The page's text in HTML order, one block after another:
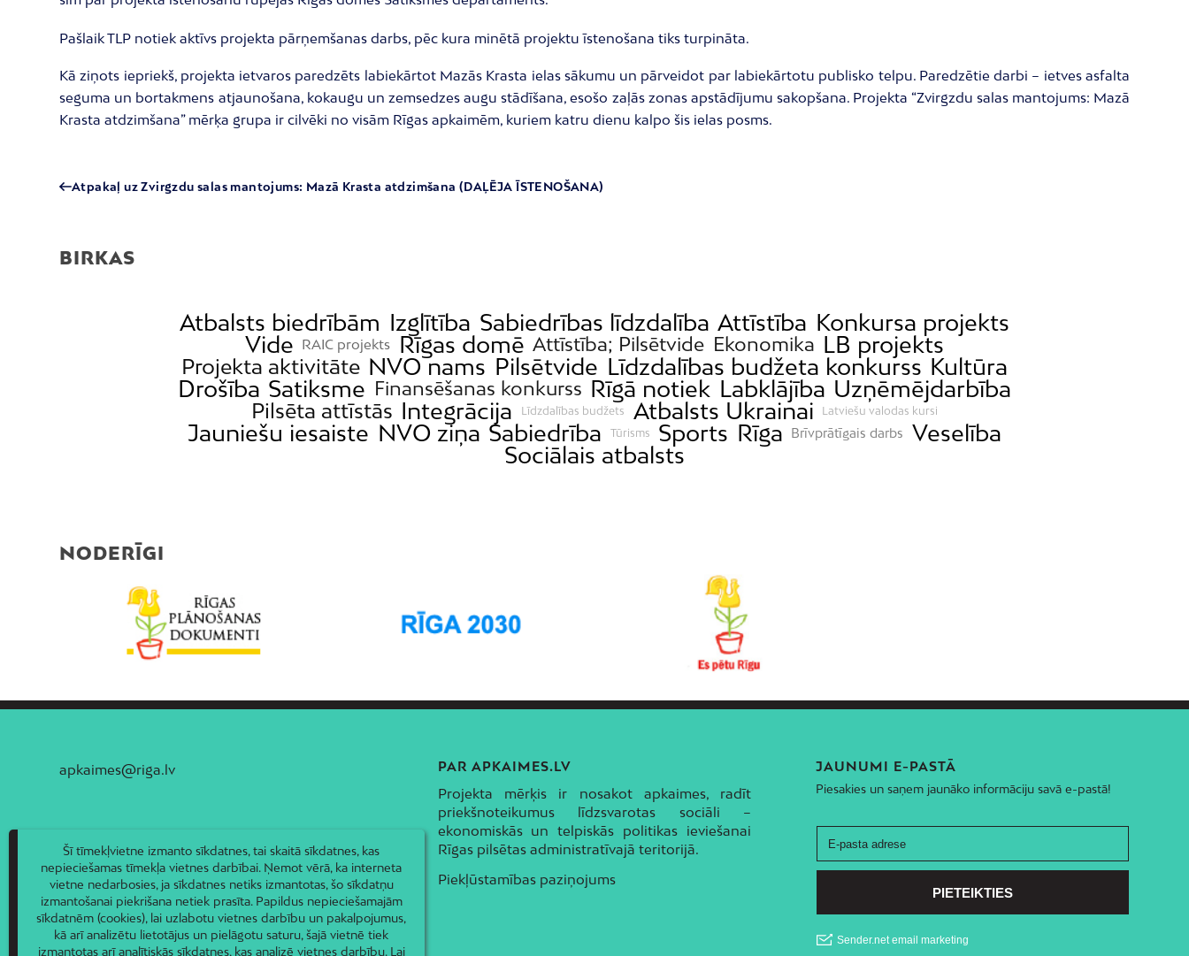
Pašlaik TLP notiek aktīvs projekta pārņemšanas darbs, pēc kura minētā projektu īstenošana tiks turpināta.
Kā ziņots iepriekš, projekta ietvaros paredzēts labiekārtot Mazās Krasta ielas sākumu un pārveidot par labiekārtotu publisko telpu. Paredzētie darbi – ietves asfalta
seguma un bortakmens atjaunošana, kokaugu un zemsedzes augu stādīšana, esošo zaļās zonas apstādījumu sakopšana. Projekta “Zvirgzdu salas mantojums: Mazā
Krasta atdzimšana” mērķa grupa ir cilvēki no visām Rīgas apkaimēm, kuriem katru dienu kalpo šis ielas posms.
Atpakaļ uz Zvirgzdu salas mantojums: Mazā Krasta atdzimšana (DAĻĒJA ĪSTENOŠANA)
BIRKAS
Atbalsts biedrībām Izglītība Sabiedrības līdzdalība Attīstība Konkursa projekts
Vide
RAIC projekts Rīgas domē Attīstība; Pilsētvide Ekonomika LB projekts
Projekta aktivitāte NVO nams Pilsētvide Līdzdalības budžeta konkurss Kultūra
Drošība Satiksme Finansēšanas konkurss Rīgā notiek Labklājība Uzņēmējdarbība
Pilsēta attīstās Integrācija Līdzdalības budžets Atbalsts Ukrainai Latviešu valodas kursi
Jauniešu iesaiste NVO ziņa Sabiedrība Tūrisms Sports Rīga Brīvprātīgais darbs
Veselība
Sociālais atbalsts
NODERĪGI
apkaimes@riga.lv PAR APKAIMES.LV
Projekta mērķis ir nosakot apkaimes, radīt
priekšnoteikumus līdzsvarotas sociāli –
ekonomiskās un telpiskās politikas ieviešanai
Rīgas pilsētas administratīvajā teritorijā.
Piekļūstamības paziņojums
JAUNUMI E-PASTĀ
Piesakies un saņem jaunāko informāciju savā e-pastā!
Šī tīmekļvietne izmanto sīkdatnes, tai skaitā sīkdatnes, kas
nepieciešamas tīmekļa vietnes darbībai. Ņemot vērā, ka interneta
vietne nedarbosies, ja sīkdatnes netiks izmantotas, šo sīkdatņu
izmantošanai piekrišana netiek prasīta. Papildus nepieciešamajām
sīkdatnēm (cookies), lai uzlabotu vietnes darbību un pakalpojumus,
kā arī analizētu lietotājus un pielāgotu saturu, šajā vietnē tiek
izmantotas arī analītiskās sīkdatnes, kas analizē vietnes darbību. Lai